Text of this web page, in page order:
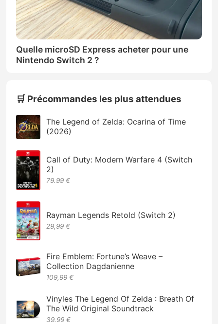
Quelle microSD Express acheter pour une
Nintendo Switch 2 ?
🛒 Précommandes les plus attendues
The Legend of Zelda: Ocarina of Time
(2026)
Call of Duty: Modern Warfare 4 (Switch
2)
79.99 €
Rayman Legends Retold (Switch 2)
29,99 €
Fire Emblem: Fortune’s Weave –
Collection Dagdanienne
109,99 €
Vinyles The Legend Of Zelda : Breath Of
The Wild Original Soundtrack
39.99 €